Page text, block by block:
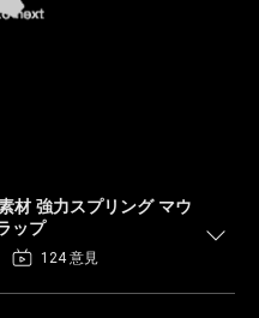
材 強力スプリング マウ
ップ
124 意見